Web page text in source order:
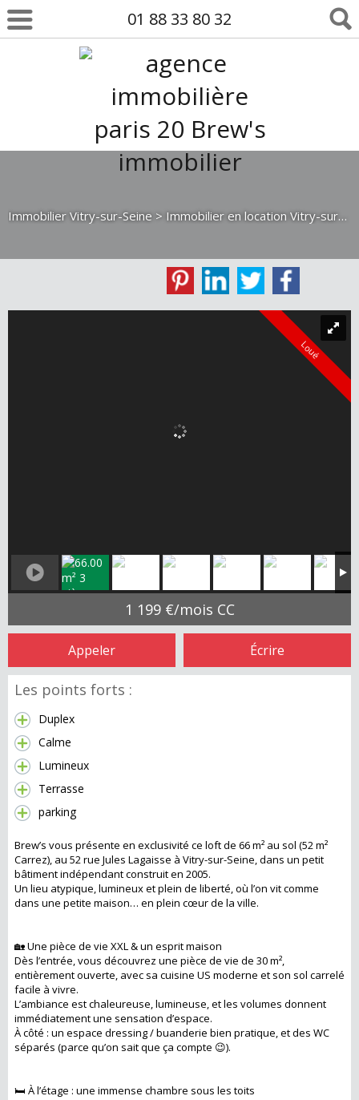
01 88 33 80 32
Immobilier Vitry-sur-Seine > Immobilier en location Vitry-sur-Seine
Loué
1 199 €/mois CC
Appeler Écrire
Les points forts :
Duplex
Calme
Lumineux
Terrasse
parking
Brew’s vous présente en exclusivité ce loft de 66 m² au sol (52 m²
Carrez), au 52 rue Jules Lagaisse à Vitry-sur-Seine, dans un petit
bâtiment indépendant construit en 2005.
Un lieu atypique, lumineux et plein de liberté, où l’on vit comme
dans une petite maison… en plein cœur de la ville.
🏡 Une pièce de vie XXL & un esprit maison
Dès l’entrée, vous découvrez une pièce de vie de 30 m²,
entièrement ouverte, avec sa cuisine US moderne et son sol carrelé
facile à vivre.
L’ambiance est chaleureuse, lumineuse, et les volumes donnent
immédiatement une sensation d’espace.
À côté : un espace dressing / buanderie bien pratique, et des WC
séparés (parce qu’on sait que ça compte 😉).
🛏️ À l’étage : une immense chambre sous les toits